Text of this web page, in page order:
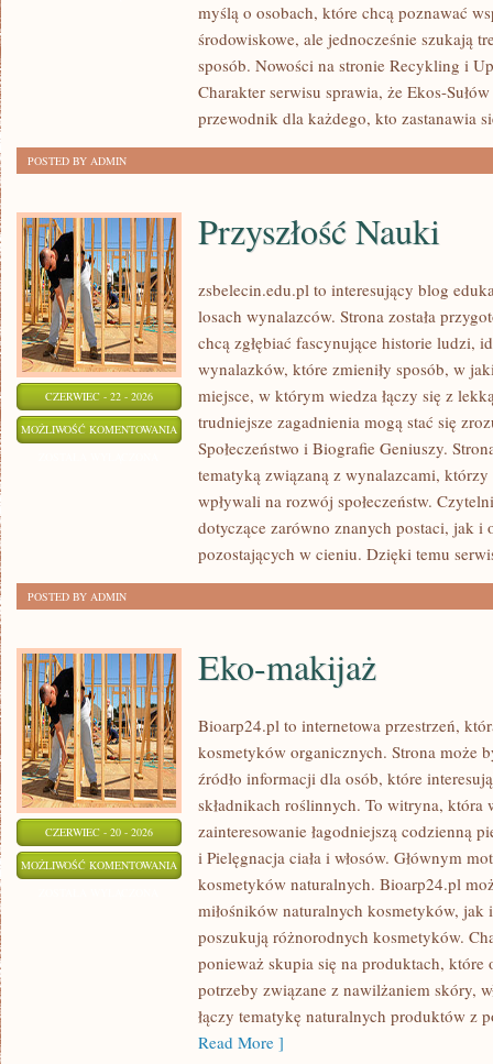
PLANETY
myślą o osobach, które chcą poznawać
środowiskowe, ale jednocześnie szukają
sposób. Nowości na stronie Recykling i
Charakter serwisu sprawia, że Ekos-
przewodnik dla każdego, kto zastanawia
POSTED BY ADMIN
CZERWIEC - 22 - 2026
MOŻLIWOŚĆ KOMENTOWANIA PRZYSZŁOŚĆ
NAUKI
Przyszłość Nauki
zsbelecin.edu.pl to interesujący blog
losach wynalazców. Strona została
chcą zgłębiać fascynujące historie ludzi,
wynalazków, które zmieniły sposób, w
miejsce, w którym wiedza łączy się z
trudniejsze zagadnienia mogą stać się
Społeczeństwo i Biografie Geniuszy.
tematyką związaną z wynalazcami,
wpływali na rozwój społeczeństw.
dotyczące zarówno znanych postaci, jak i
pozostających w cieniu. Dzięki temu
POSTED BY ADMIN
CZERWIEC - 20 - 2026
MOŻLIWOŚĆ KOMENTOWANIA EKO-
MAKIJAŻ
Eko-makijaż
Bioarp24.pl to internetowa przestrzeń,
kosmetyków organicznych. Strona może
źródło informacji dla osób, które
składnikach roślinnych. To witryna, która
zainteresowanie łagodniejszą codzienną
i Pielęgnacja ciała i włosów. Głównym
kosmetyków naturalnych. Bioarp24.pl
miłośników naturalnych kosmetyków,
poszukują różnorodnych kosmetyków.
ponieważ skupia się na produktach, które
potrzeby związane z nawilżaniem skóry,
łączy tematykę naturalnych produktów z
Read More ]